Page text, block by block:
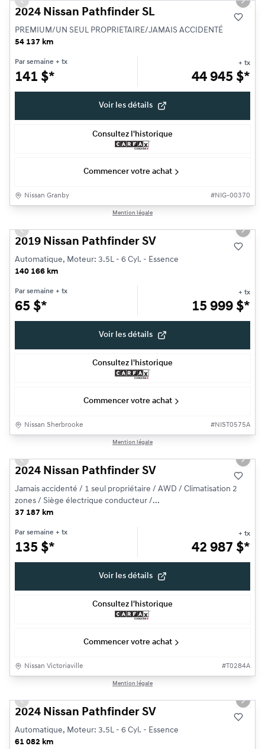
Previous slide Next
2024 Nissan Pathfinder SL
PREMIUM/UN SEUL PROPRIETAIRE/JAMAIS ACCIDENTÉ
54 137 km
Par semaine + tx
141 $*
+ tx
44 945 $*
Voir les détails
Consultez l'historique
Commencer votre achat
Nissan Granby #NIG-00370
Mention légale
Previous slide Next
2019 Nissan Pathfinder SV
Automatique, Moteur: 3.5L - 6 Cyl. - Essence
140 166 km
Par semaine + tx
65 $*
+ tx
15 999 $*
Voir les détails
Consultez l'historique
Commencer votre achat
Nissan Sherbrooke #NIST0575A
Mention légale
Previous slide Next
2024 Nissan Pathfinder SV
Jamais accidenté / 1 seul propriétaire / AWD / Climatisation 2
zones / Siège électrique conducteur /...
37 187 km
Par semaine + tx
135 $*
+ tx
42 987 $*
Voir les détails
Consultez l'historique
Commencer votre achat
Nissan Victoriaville #T0284A
Mention légale
Previous slide Next
2024 Nissan Pathfinder SV
Automatique, Moteur: 3.5L - 6 Cyl. - Essence
61 082 km